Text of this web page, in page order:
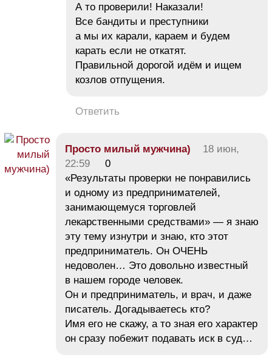
А то проверили! Наказали!
Все бандиты и преступники
а мы их карали, караем и будем
карать если не откатят.
Правильной дорогой идём и ищем
козлов отпущения.
Ответить
Просто милый мужчина)
18 июн,
22:59
0
«Результаты проверки не понравились
и одному из предпринимателей,
занимающемуся торговлей
лекарственными средствами» — я знаю
эту тему изнутри и знаю, кто этот
предприниматель. Он ОЧЕНЬ
недоволен… Это довольно известный
в нашем городе человек.
Он и предприниматель, и врач, и даже
писатель. Догадываетесь кто?
Имя его не скажу, а то зная его характер
он сразу побежит подавать иск в суд…